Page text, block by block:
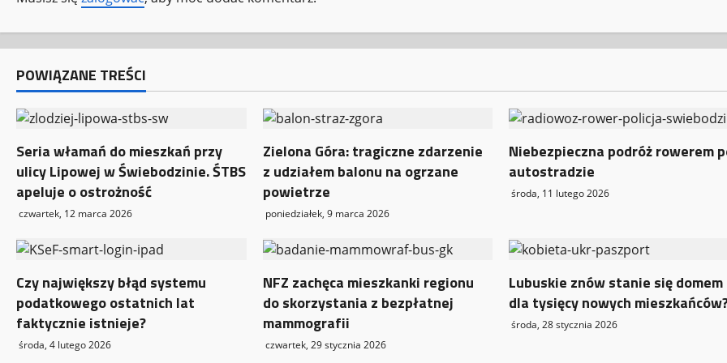
c
z
w
p
i
s
y
POWIĄZANE TREŚCI
Seria włamań do mieszkań przy
ulicy Lipowej w Świebodzinie. ŚTBS
apeluje o ostrożność
czwartek, 12 marca 2026
Zielona Góra: tragiczne zdarzenie
z udziałem balonu na ogrzane
powietrze
poniedziałek, 9 marca 2026
Niebezpieczna podróż rowerem
autostradzie
środa, 11 lutego 2026
Czy największy błąd systemu
podatkowego ostatnich lat
faktycznie istnieje?
środa, 4 lutego 2026
NFZ zachęca mieszkanki regionu
do skorzystania z bezpłatnej
mammografii
czwartek, 29 stycznia 2026
Lubuskie znów stanie się domem
dla tysięcy nowych
środa, 28 stycznia 2026